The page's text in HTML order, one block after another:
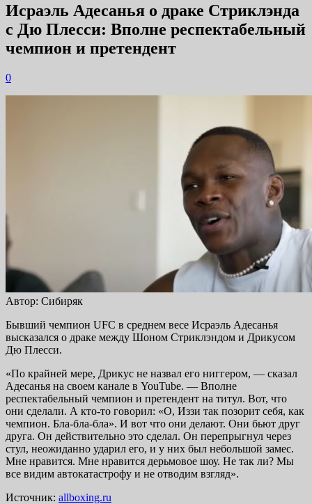
Исраэль Адесанья о драке Стриклэнда
с Дю Плесси: Вполне респектабельный
чемпион и претендент
0
Автор: Сибиряк
Бывший чемпион UFC в среднем весе Исраэль Адесанья
высказался о драке между Шоном Стриклэндом и Дрикусом
Дю Плесси.
«По крайней мере, Дрикус не назвал его ниггером, — сказал
Адесанья на своем канале в YouTube. — Вполне
респектабельный чемпион и претендент на титул. Вот, что
они сделали. А кто-то говорил: «О, Иззи так позорит себя, как
чемпион. Бла-бла-бла». И вот что они делают. Они бьют друг
друга. Он действительно это сделал. Он перепрыгнул через
стул, неожиданно ударил его, и у них был небольшой замес.
Мне нравится. Мне нравится дерьмовое шоу. Не так ли? Мы
все видим автокатастрофу и не отводим взгляд».
Источник: allboxing.ru